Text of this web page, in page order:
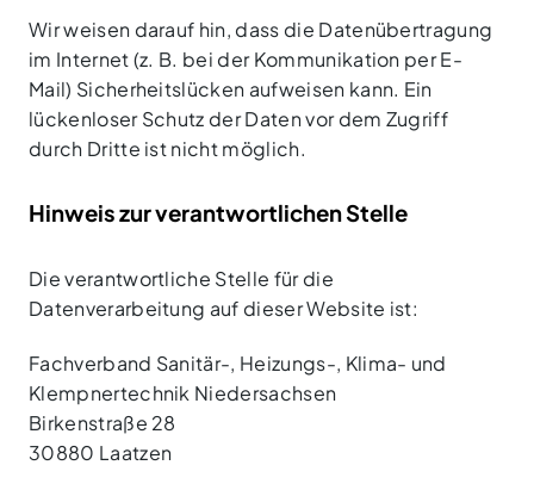
Wir weisen darauf hin, dass die Datenübertragung
im Internet (z. B. bei der Kommunikation per E-
Mail) Sicherheitslücken aufweisen kann. Ein
lückenloser Schutz der Daten vor dem Zugriff
durch Dritte ist nicht möglich.
Hinweis zur verantwortlichen Stelle
Die verantwortliche Stelle für die
Datenverarbeitung auf dieser Website ist:
Fachverband Sanitär-, Heizungs-, Klima- und
Klempnertechnik Niedersachsen
Birkenstraße 28
30880 Laatzen